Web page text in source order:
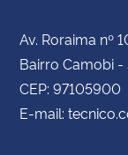
Av. Roraima nº
Bairro Camobi -
CEP: 97105900
E-mail: